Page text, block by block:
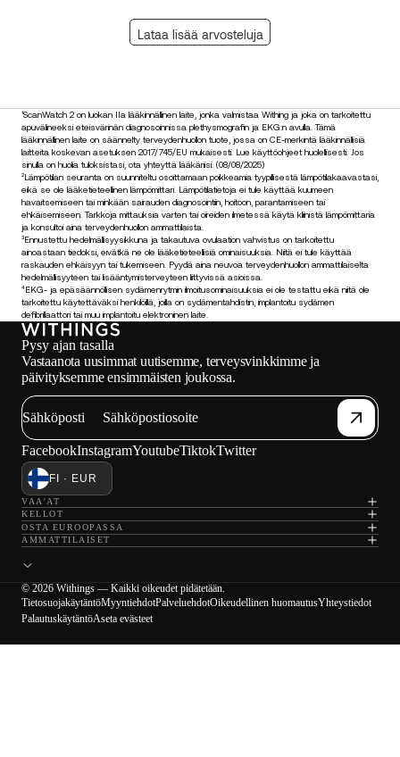
Lataa lisää arvosteluja
¹ScanWatch 2 on luokan IIa lääkinnällinen laite, jonka valmistaa Withing ja joka on tarkoitettu
apuvälineeksi eteisvärinän diagnosoinnissa plethysmografin ja EKG:n avulla. Tämä
lääkinnällinen laite on säännelty terveydenhuollon tuote, jossa on CE-merkintä lääkinnällisiä
laitteita koskevan asetuksen 2017/745/EU mukaisesti. Lue käyttöohjeet huolellisesti. Jos
sinulla on huolia tuloksistasi, ota yhteyttä lääkäriisi. (08/08/2025)
²Lämpötilan seuranta on suunniteltu osoittamaan poikkeamia tyypillisestä lämpötilakaavastasi,
eikä se ole lääketieteellinen lämpömittari. Lämpötilatietoja ei tule käyttää kuumeen
havaitsemiseen tai minkään sairauden diagnosointiin, hoitoon, parantamiseen tai
ehkäisemiseen. Tarkkoja mittauksia varten tai oireiden ilmetessä käytä kliinistä lämpömittaria
ja konsultoi aina terveydenhuollon ammattilaista.
³Ennustettu hedelmällisyysikkuna ja takautuva ovulaation vahvistus on tarkoitettu
ainoastaan tiedoksi, eivätkä ne ole lääketieteellisiä ominaisuuksia. Niitä ei tule käyttää
raskauden ehkäisyyn tai tukemiseen. Pyydä aina neuvoa terveydenhuollon ammattilaiselta
hedelmällisyyteen tai lisääntymisterveyteen liittyvissä asioissa.
⁴EKG- ja epäsäännöllisen sydämenrytmin ilmoitusominaisuuksia ei ole testattu eikä niitä ole
tarkoitettu käytettäväksi henkilöillä, joilla on sydämentahdistin, implantoitu sydämen
defibrillaattori tai muu implantoitu elektroninen laite.
Pysy ajan tasalla
Vastaanota uusimmat uutisemme, terveysvinkkimme ja
päivityksemme ensimmäisten joukossa.
Sähköposti
FacebookInstagramYoutubeTiktokTwitter
FI · EUR
VAA'AT
KELLOT
OSTA EUROOPASSA
AMMATTILAISET
© 2026 Withings — Kaikki oikeudet pidätetään.
TietosuojakäytäntöMyyntiehdotPalveluehdotOikeudellinen huomautusYhteystiedot
PalautuskäytäntöAseta evästeet